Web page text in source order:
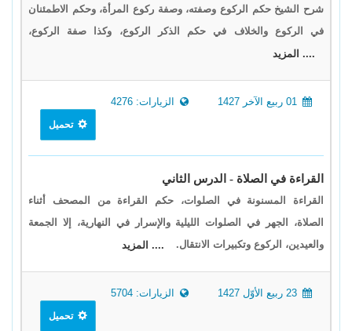
شرح الشيخ حكم الركوع وصفته، وصفة ركوع المرأة، وحكم الاطمئنان
في الركوع والخلاف في حكم الذكر الركوع، وكذا صفة الركوع،
.... المزيد
الزيارات: 4276
تحميل
القراءة في الصلاة - الدرس الثاني
القراءة المسنونة في الصلوات، حكم القراءة من المصحف أثناء
الصلاة، الجهر في الصلوات الليلية والإسرار في النهارية، إلا الجمعة
والعيدين، الركوع وتكبيرات الانتقال.
.... المزيد
الزيارات: 5704
تحميل